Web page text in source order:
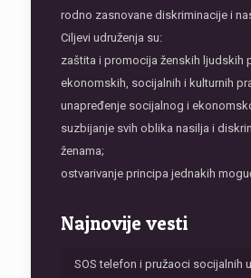
rodno zasnovane diskriminacije i
Ciljevi udruženja su:
zaštita i promocija ženskih ljudskih
ekonomskih, socijalnih i kulturnih
unapređenje socijalnog i
suzbijanje svih oblika nasilja i
ženama;
ostvarivanje principa jednakih
Najnovije vesti
SOS telefon i pružaoci socijalnih